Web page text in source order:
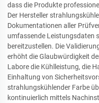
dass die Produkte
Der Hersteller
Dokumentationen aller
umfassende Leistungsdaten
bereitzustellen. Die
erhöht die Glaubwürdigkeit
Labore die Kühlleistung, die
Einhaltung von
strahlungskühlender Farbe
kontinuierlich mittels